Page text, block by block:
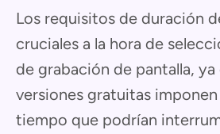
Los requisitos de duración
cruciales a la hora de
de grabación de pantalla, ya
versiones gratuitas
tiempo que podrían